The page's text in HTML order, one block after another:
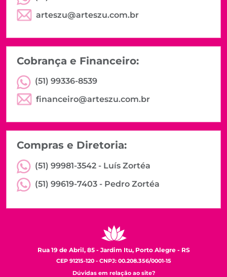
arteszu@arteszu.com.br
Cobrança e Financeiro:
(51) 99336-8539
financeiro@arteszu.com.br
Compras e Diretoria:
(51) 99981-3542 - Luís Zortéa
(51) 99619-7403 - Pedro Zortéa
Rua 19 de Abril, 85 - Jardim Itu, Porto Alegre - RS
CEP 91215-120 - CNPJ: 00.208.356/0001-15
Dúvidas em relação ao site?